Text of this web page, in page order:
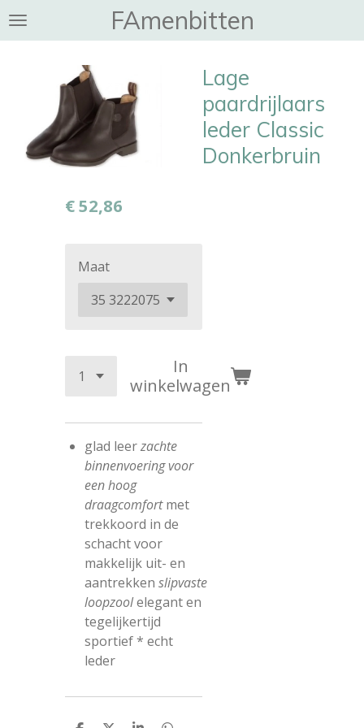
Ga
hoofdinhoud
FAmenbitten
Lage
paardrijlaars
leder Classic
Donkerbruin
€ 52,86
Maat
In
winkelwagen
glad leerzachte
binnenvoering voor
een hoog
draagcomfort met
trekkoord in de
schacht voor
makkelijk uit- en
aantrekken slipvaste
loopzoolelegant en
tegelijkertijd
sportief * echt
leder